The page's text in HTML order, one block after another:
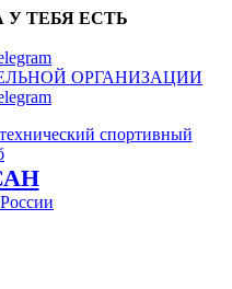
У ТЕБЯ ЕСТЬ
ОРГАНИЗАЦИИ
спортивный